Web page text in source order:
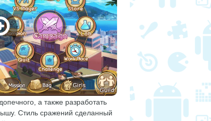
а также разработать
Стиль сражений сделанный